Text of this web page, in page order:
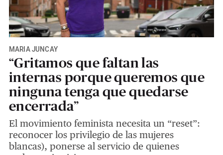
MARÍA JUNCAY
“Gritamos que faltan las
internas porque queremos que
ninguna tenga que quedarse
encerrada”
El movimiento feminista necesita un “reset”:
reconocer los privilegio de las mujeres
blancas), ponerse al servicio de quienes